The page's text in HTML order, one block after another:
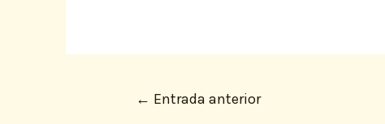
← Entrada anterior